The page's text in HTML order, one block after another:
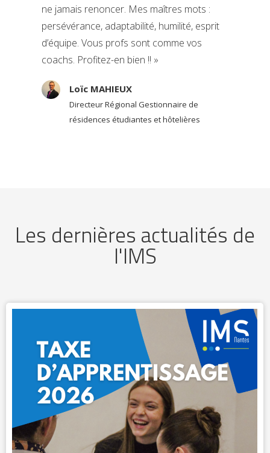
ne jamais renoncer. Mes maîtres mots :
persévérance, adaptabilité, humilité, esprit
d’équipe. Vous profs sont comme vos
coachs. Profitez-en bien !! »
Loïc MAHIEUX
Directeur Régional Gestionnaire de
résidences étudiantes et hôtelières
Les dernières actualités de
l'IMS